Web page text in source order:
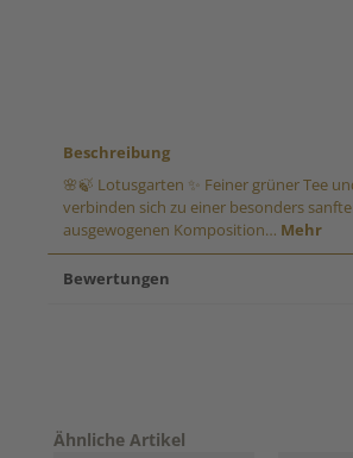
Beschreibung
🌸🍃 Lotusgarten ✨ Feiner grüner Tee
verbinden sich zu einer besonders
ausgewogenen Komposition… Mehr
Bewertungen
Produktgalerie überspringen
Ähnliche Artikel